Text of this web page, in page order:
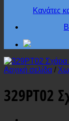
Κανάτες
Αρχική σελίδα /
329PT02